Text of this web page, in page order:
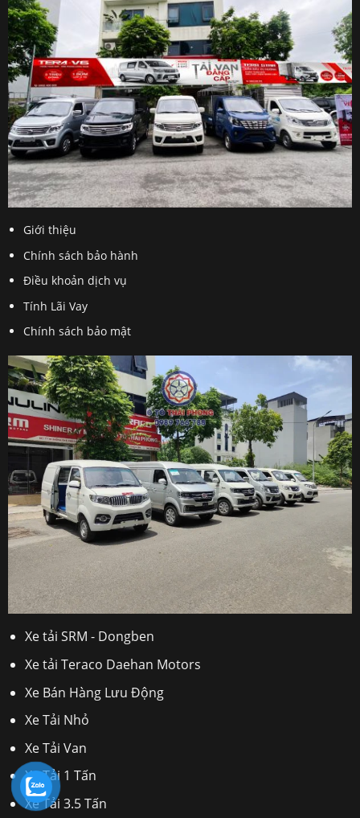
Giới thiệu
Chính sách bảo hành
Điều khoản dịch vụ
Tính Lãi Vay
Chính sách bảo mật
Xe tải SRM - Dongben
Xe tải Teraco Daehan Motors
Xe Bán Hàng Lưu Động
Xe Tải Nhỏ
Xe Tải Van
Xe Tải 1 Tấn
Xe Tải 3.5 Tấn